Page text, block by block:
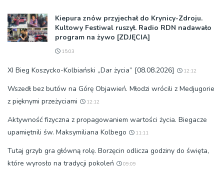
Kiepura znów przyjechał do Krynicy-Zdroju.
Kultowy Festiwal ruszył. Radio RDN nadawało
program na żywo [ZDJĘCIA]
15:03
XI Bieg Koszycko-Kolbiański „Dar życia” [08.08.2026] 12:12
Wszedł bez butów na Górę Objawień. Młodzi wrócili z Medjugorie
z pięknymi przeżyciami
12:12
Aktywność fizyczna z propagowaniem wartości życia. Biegacze
upamiętnili św. Maksymiliana Kolbego
11:11
Tutaj grzyb gra główną rolę. Borzęcin odlicza godziny do święta,
które wyrosło na tradycji pokoleń
09:09